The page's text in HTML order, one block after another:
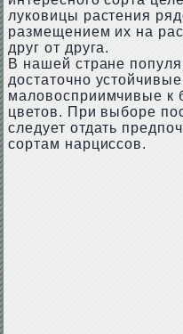
луковицы растения
размещением их на
друг от друга.
В нашей стране
достаточно
маловосприимчивые к
цветов. При выборе
следует отдать
сортам нарциссов.